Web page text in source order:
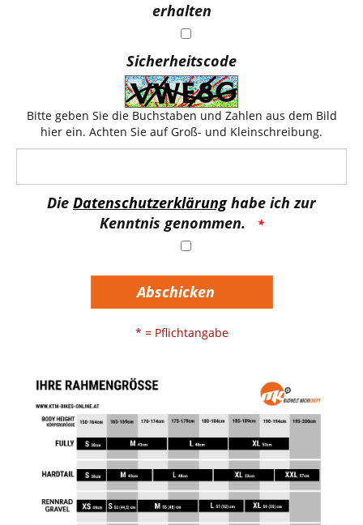
erhalten
Sicherheitscode
Bitte geben Sie die Buchstaben und Zahlen aus dem Bild
hier ein. Achten Sie auf Groß- und Kleinschreibung.
Die Datenschutzerklärunghabe ich zur
Kenntnis genommen.
Abschicken
* = Pflichtangabe